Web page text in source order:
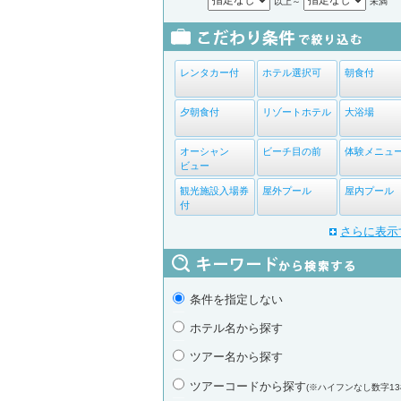
レンタカー付 ホテル選択可 朝食付
夕朝食付 リゾートホテル 大浴場
オーシャン
ビュー
ビーチ目の前 体験メニュ
観光施設入場券
付
屋外プール 屋内プール
さらに表示
条件を指定しない
ホテル名から探す
ツアー名から探す
ツアーコードから探す(※ハイフンなし数字13